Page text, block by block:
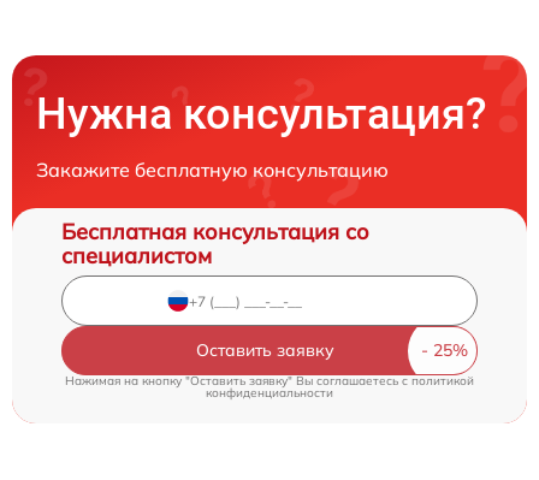
Нужна консультация?
Закажите бесплатную консультацию
Бесплатная консультация со
специалистом
Оставить заявку
Нажимая на кнопку "Оставить заявку" Вы соглашаетесь c политикой
конфиденциальности